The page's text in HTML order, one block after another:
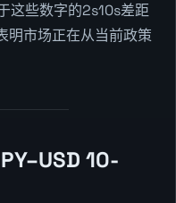
这些数字的2s10s差距
明市场正在从当前政策
10-